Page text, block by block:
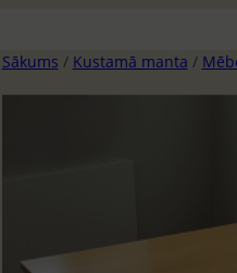
Sākums / Kustamā manta /